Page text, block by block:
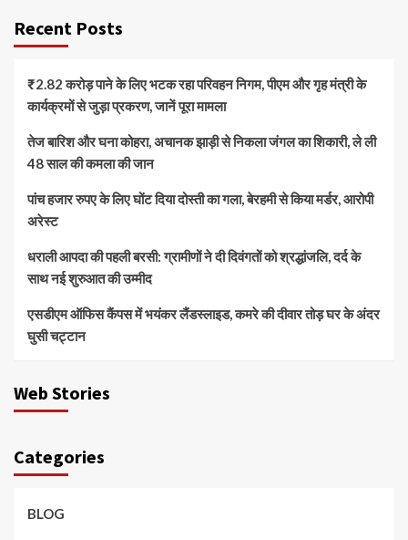
Recent Posts
₹2.82 करोड़ पाने के लिए भटक रहा परिवहन निगम, पीएम और गृह मंत्री के
कार्यक्रमों से जुड़ा प्रकरण, जानें पूरा मामला
तेज बारिश और घना कोहरा, अचानक झाड़ी से निकला जंगल का शिकारी, ले ली
48 साल की कमला की जान
पांच हजार रुपए के लिए घोंट दिया दोस्ती का गला, बेरहमी से किया मर्डर, आरोपी
अरेस्ट
धराली आपदा की पहली बरसी: ग्रामीणों ने दी दिवंगतों को श्रद्धांजलि, दर्द के
साथ नई शुरुआत की उम्मीद
एसडीएम ऑफिस कैंपस में भयंकर लैंडस्लाइड, कमरे की दीवार तोड़ घर के अंदर
घुसी चट्टान
Web Stories
Categories
BLOG